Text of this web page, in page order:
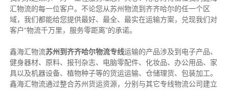
汇物流的每一位客户。不论您从苏州物流到齐齐哈尔的任一个区
域，我们都能给您提供最好、最全、最实在运输方案，兑现我们对
客户“物流千万里，服务零距离”的承诺。
鑫海汇物流苏州到齐齐哈尔物流专线运输的产品涉及到电子产品、
健身器材、原料、报刊杂志、电脑零配件、化妆品、办公用品、家
具以及机器设备、植物种子等的货运运输、仓储理货、包装加工。
鑫海汇物流通过整合苏州货运资源，分别与其它专线物流公司建立